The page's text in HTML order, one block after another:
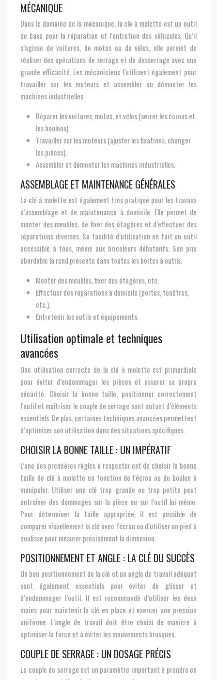
MÉCANIQUE
Dans le domaine de la mécanique, la clé à molette est un outil
de base pour la réparation et l’entretien des véhicules. Qu’il
s’agisse de voitures, de motos ou de vélos, elle permet de
réaliser des opérations de serrage et de desserrage avec une
grande efficacité. Les mécaniciens l’utilisent également pour
travailler sur les moteurs et assembler ou démonter les
machines industrielles.
Réparer les voitures, motos, et vélos (serrer les écrous et
les boulons).
Travailler sur les moteurs (ajuster les fixations, changer
les pièces).
Assembler et démonter les machines industrielles.
ASSEMBLAGE ET MAINTENANCE GÉNÉRALES
La clé à molette est également très pratique pour les travaux
d’assemblage et de maintenance à domicile. Elle permet de
monter des meubles, de fixer des étagères et d’effectuer des
réparations diverses. Sa facilité d’utilisation en fait un outil
accessible à tous, même aux bricoleurs débutants. Son prix
abordable la rend présente dans toutes les boites à outils.
Monter des meubles, fixer des étagères, etc.
Effectuer des réparations à domicile (portes, fenêtres,
etc.).
Entretenir les outils et équipements.
Utilisation optimale et techniques
avancées
Une utilisation correcte de la clé à molette est primordiale
pour éviter d’endommager les pièces et assurer sa propre
sécurité. Choisir la bonne taille, positionner correctement
l’outil et maîtriser le couple de serrage sont autant d’éléments
essentiels. De plus, certaines techniques avancées permettent
d’optimiser son utilisation dans des situations spécifiques.
CHOISIR LA BONNE TAILLE : UN IMPÉRATIF
L’une des premières règles à respecter est de choisir la bonne
taille de clé à molette en fonction de l’écrou ou du boulon à
manipuler. Utiliser une clé trop grande ou trop petite peut
entraîner des dommages sur la pièce ou sur l’outil lui-même.
Pour déterminer la taille appropriée, il est possible de
comparer visuellement la clé avec l’écrou ou d’utiliser un pied à
coulisse pour mesurer précisément la dimension.
POSITIONNEMENT ET ANGLE : LA CLÉ DU SUCCÈS
Un bon positionnement de la clé et un angle de travail adéquat
sont également essentiels pour éviter de glisser et
d’endommager l’outil. Il est recommandé d’utiliser les deux
mains pour maintenir la clé en place et exercer une pression
uniforme. L’angle de travail doit être choisi de manière à
optimiser la force et à éviter les mouvements brusques.
COUPLE DE SERRAGE : UN DOSAGE PRÉCIS
Le couple de serrage est un paramètre important à prendre en